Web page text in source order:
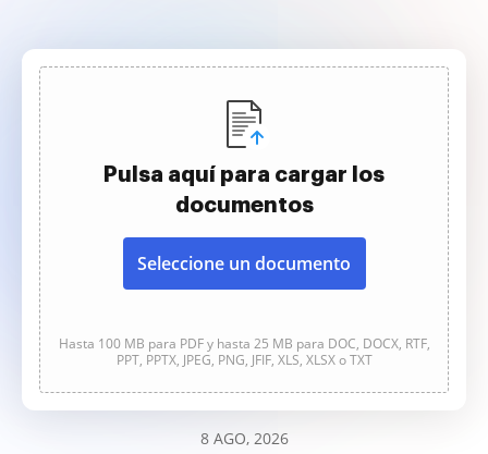
Pulsa aquí para cargar los
documentos
Seleccione un documento
Hasta 100 MB para PDF y hasta 25 MB para DOC, DOCX, RTF,
PPT, PPTX, JPEG, PNG, JFIF, XLS, XLSX o TXT
8 AGO, 2026